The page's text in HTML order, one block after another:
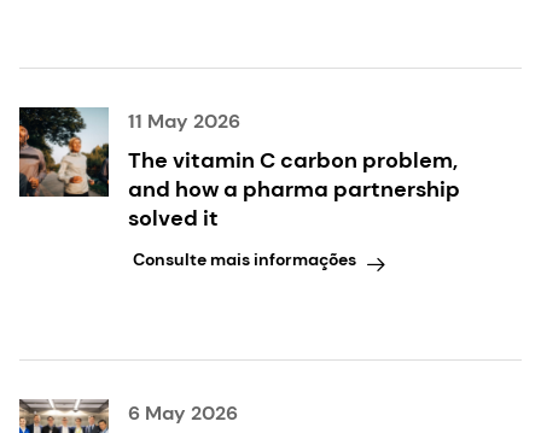
11 May 2026
The vitamin C carbon problem,
and how a pharma partnership
solved it
Consulte mais informações
6 May 2026